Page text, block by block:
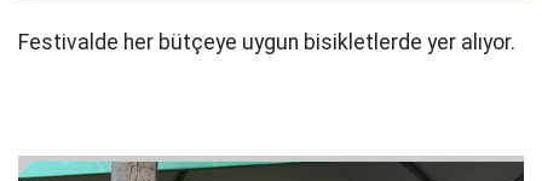
Festivalde her bütçeye uygun bisikletlerde yer alıyor.